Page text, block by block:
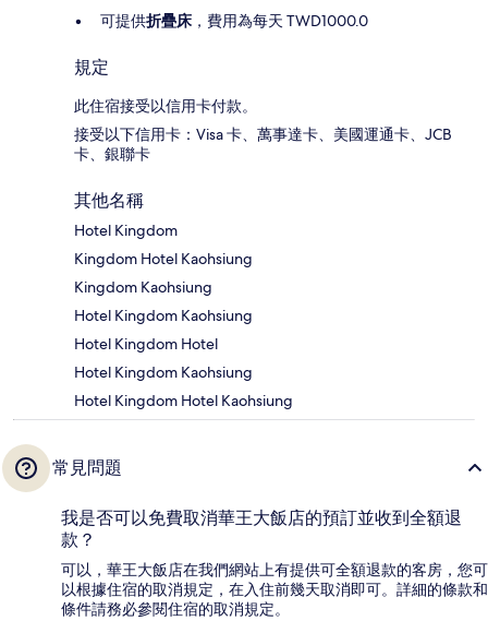
可提供折疊床 ，費用為每天 TWD1000.0
規定
此住宿接受以信用卡付款。
接受以下信用卡：Visa 卡、萬事達卡、美國運通卡、JCB
卡、銀聯卡
其他名稱
Hotel Kingdom
Kingdom Hotel Kaohsiung
Kingdom Kaohsiung
Hotel Kingdom Kaohsiung
Hotel Kingdom Hotel
Hotel Kingdom Kaohsiung
Hotel Kingdom Hotel Kaohsiung
常見問題
我是否可以免費取消華王大飯店的預訂並收到全額退
款？
可以，華王大飯店在我們網站上有提供可全額退款的客房，您可
以根據住宿的取消規定，在入住前幾天取消即可。詳細的條款和
條件請務必參閱住宿的取消規定。